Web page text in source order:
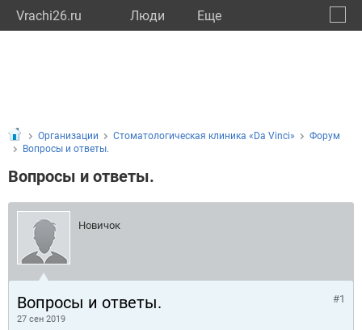
Vrachi26.ru Люди Eще
Организации Стоматологическая клиника «Da Vinci»
Форум
Вопросы и ответы.
Вопросы и ответы.
Новичок
Вопросы и ответы.
27 сен 2019
#1